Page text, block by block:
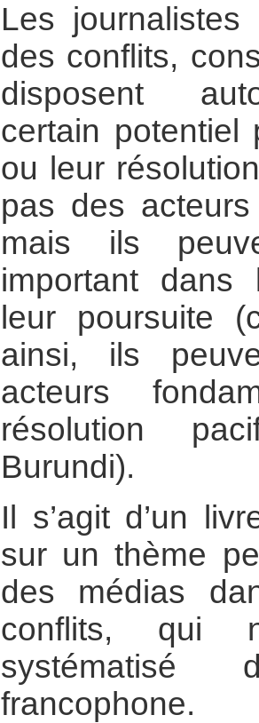
Les
des conflits,
disposent
certain potentiel
ou leur
pas des
mais ils
important dans
leur poursuite
ainsi, ils
acteurs
résolution
Burundi).
Il s’agit d’un
sur un thème
des médias
conflits, qui
francophone.